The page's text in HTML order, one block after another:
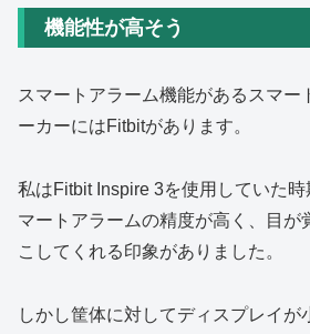
機能性が高そう
スマートアラーム機能があるスマー
ーカーにはFitbitがあります。
私はFitbit Inspire 3を使用していた
マートアラームの精度が高く、目が
こしてくれる印象がありました。
しかし筐体に対してディスプレイが